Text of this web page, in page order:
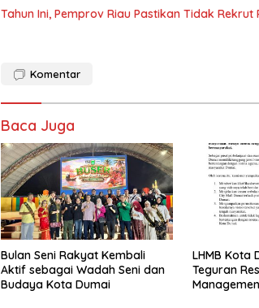
Tahun Ini, Pemprov Riau Pastikan Tidak Rekrut
Komentar
Baca Juga
Bulan Seni Rakyat Kembali
Aktif sebagai Wadah Seni dan
Budaya Kota Dumai
LHMB Kota
Teguran